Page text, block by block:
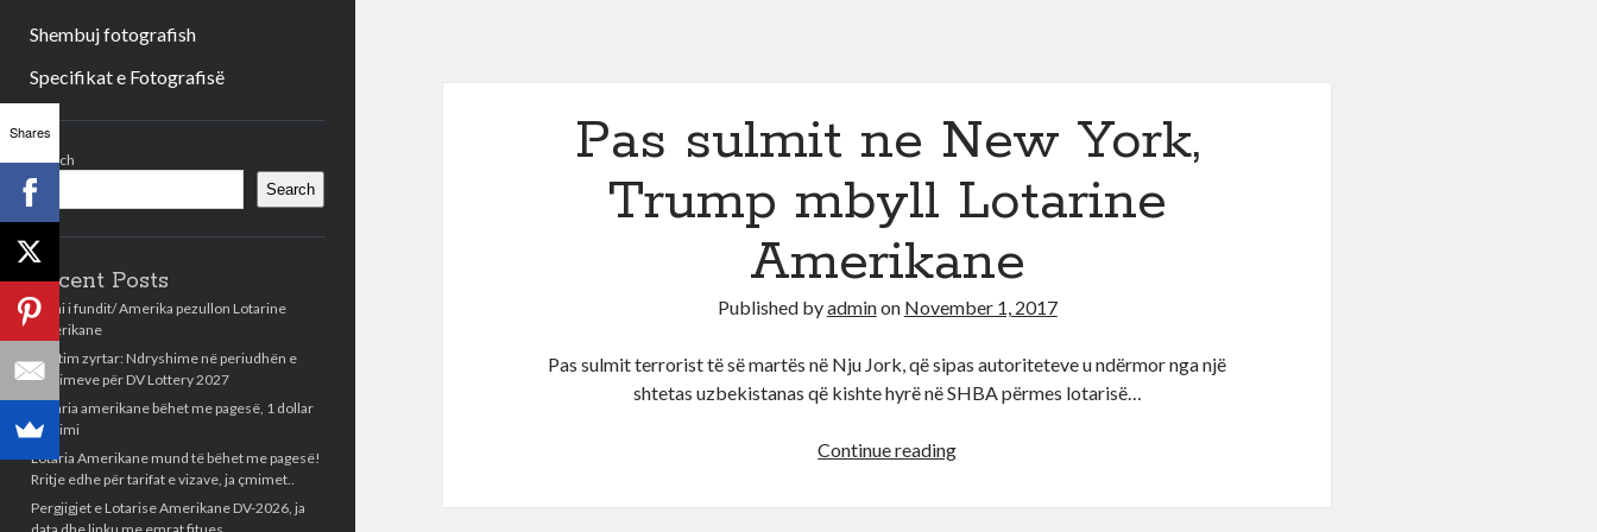
Shembuj fotografish
Specifikat e Fotografisë
Sidebar
Search
Search
Recent Posts
Lajmi i fundit/ Amerika pezullon Lotarine
Amerikane
Njoftim zyrtar: Ndryshime në periudhën e
aplikimeve për DV Lottery 2027
Llotaria amerikane bëhet me pagesë, 1 dollar
aplikimi
Lotaria Amerikane mund të bëhet me pagesë!
Rritje edhe për tarifat e vizave, ja çmimet..
Pergjigjet e Lotarise Amerikane DV-2026, ja
Pas sulmit ne New York,
Trump mbyll Lotarine
Amerikane
Published byadminon November 1, 2017
Pas sulmit terrorist të së martës në Nju Jork, që sipas autoriteteve u ndërmor nga një
shtetas uzbekistanas që kishte hyrë në SHBA përmes lotarisë…
Continue readingPas
Shares